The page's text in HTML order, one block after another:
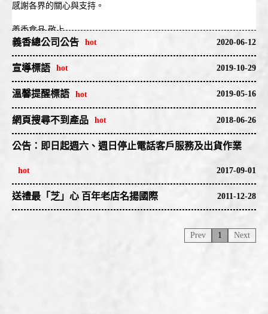
感謝各界的關心與支持。
義香食品 敬上
義香總公司公告 2020-06-12
本公司發現近日來有非本公司合作之經銷代理商節錄本公司網站之
商品圖片與文案內容（盜用我司2015年媒體專訪及圖文）
該架設於國外伺服器之釣魚網站疑似在詐騙、誘騙消費者購物下
單，
聯繫。
宣導標語 2019-10-29
犯罪被害人保護週-宣導標語
增進預防犯罪被害知識 減少犯罪被害發生
關懷被害人 社會多溫情
溫馨提醒標語 2019-05-16
1.長者穿亮衣，謹慎行，生活更長青。
2.行車有愛，長者無礙。
3.長者小心，駕駛留心，大家安心。
網頁搜尋不到產品 2018-06-26
敬愛的愛用者:如網頁搜尋不到,即該品項目前缺貨中,可供貨時網頁
上將可看到圖片 不便見諒!
公告：即日起週六、週日停止電話客戶服務及出貨作業
2017-09-01
為因應最新之勞基法相關規定與落實政府保障勞
即日起停止週六、週日電話客戶服務及出貨作
送禮最「芝」心 百年老店名揚國際 2011-12-28
Prev 1 Next